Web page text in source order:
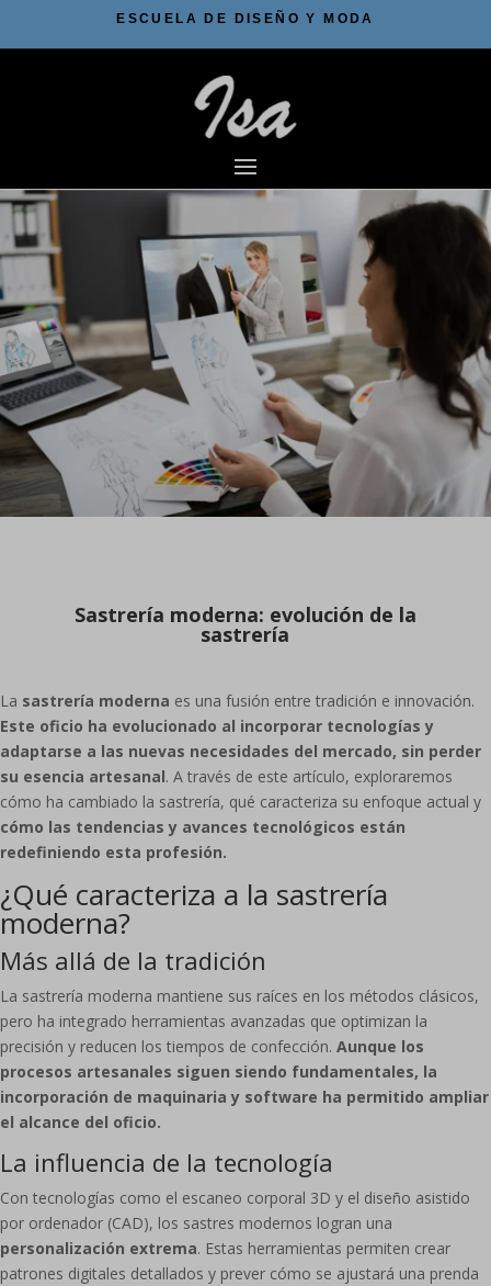
ESCUELA DE DISEÑO Y MODA
Sastrería moderna: evolución de la
sastrería
La sastrería moderna es una fusión entre tradición e innovación.
Este oficio ha evolucionado al incorporar tecnologías y
adaptarse a las nuevas necesidades del mercado, sin perder
su esencia artesanal. A través de este artículo, exploraremos
cómo ha cambiado la sastrería, qué caracteriza su enfoque actual y
cómo las tendencias y avances tecnológicos están
redefiniendo esta profesión.
¿Qué caracteriza a la sastrería
moderna?
Más allá de la tradición
La sastrería moderna mantiene sus raíces en los métodos clásicos,
pero ha integrado herramientas avanzadas que optimizan la
precisión y reducen los tiempos de confección. Aunque los
procesos artesanales siguen siendo fundamentales, la
incorporación de maquinaria y software ha permitido ampliar
el alcance del oficio.
La influencia de la tecnología
Con tecnologías como el escaneo corporal 3D y el diseño asistido
por ordenador (CAD), los sastres modernos logran una
personalización extrema. Estas herramientas permiten crear
patrones digitales detallados y prever cómo se ajustará una prenda